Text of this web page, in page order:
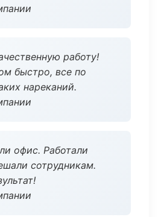
работу!
быстро, все по
нареканий.
офис. Работали
сотрудникам.